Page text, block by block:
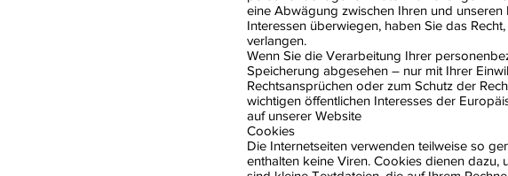
eine Abwägung zwischen Ihren und
Interessen überwiegen, haben Sie das
verlangen.
Wenn Sie die Verarbeitung Ihrer
Speicherung abgesehen – nur mit Ihrer
Rechtsansprüchen oder zum Schutz der
wichtigen öffentlichen Interesses der
auf unserer Website
Cookies
Die Internetseiten verwenden teilweise so
enthalten keine Viren. Cookies dienen dazu,